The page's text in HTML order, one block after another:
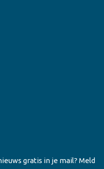
gratis in je mail? Meld